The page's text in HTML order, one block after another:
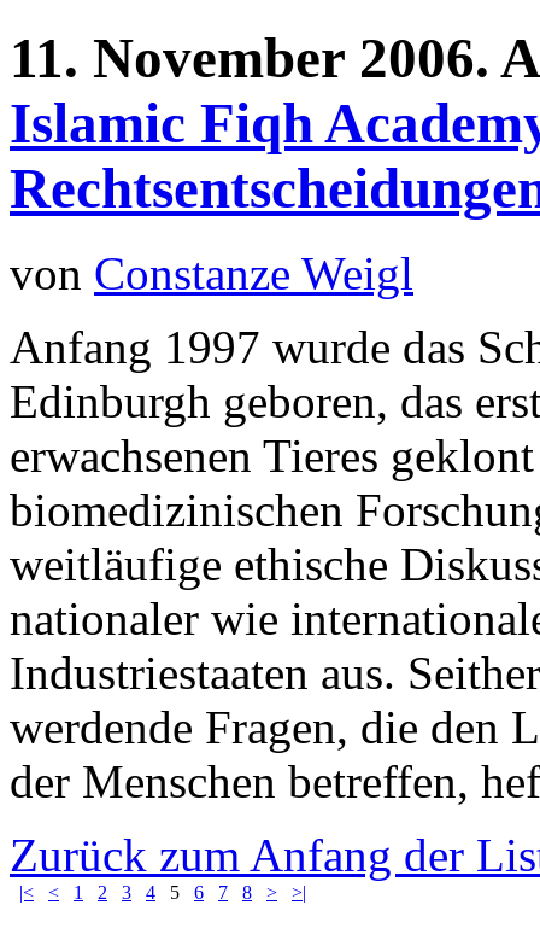
11. November 2006.
Islamic Fiqh
von Constanze Weigl
Anfang 1997 wurde das
Edinburgh geboren, das
erwachsenen Tieres
biomedizinischen
weitläufige ethische
nationaler wie
Industriestaaten aus.
werdende Fragen, die den
der Menschen betreffen,
Zurück zum Anfang der
|< < 1 2 3 4 5 6 7 8 > >|